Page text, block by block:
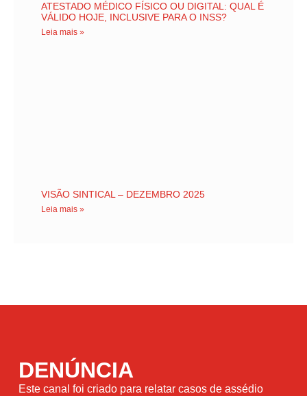
ATESTADO MÉDICO FÍSICO OU DIGITAL: QUAL É
VÁLIDO HOJE, INCLUSIVE PARA O INSS?
Leia mais »
VISÃO SINTICAL – DEZEMBRO 2025
Leia mais »
DENÚNCIA
Este canal foi criado para relatar casos de assédio